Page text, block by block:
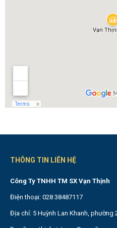
THÔNG TIN LIÊN HỆ
Công Ty TNHH TM SX Vạn Thịnh
Điện thoại: 028 38487117
Địa chỉ: 5 Huỳnh Lan Khanh, phường